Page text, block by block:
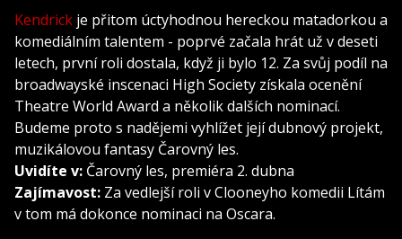
Kendrick je přitom úctyhodnou hereckou matadorkou a
komediálním talentem - poprvé začala hrát už v deseti
letech, první roli dostala, když ji bylo 12. Za svůj podíl na
broadwayské inscenaci High Society získala ocenění
Theatre World Award a několik dalších nominací.
Budeme proto s nadějemi vyhlížet její dubnový projekt,
muzikálovou fantasy Čarovný les.
Uvidíte v: Čarovný les, premiéra 2. dubna
Zajímavost: Za vedlejší roli v Clooneyho komedii Lítám
v tom má dokonce nominaci na Oscara.